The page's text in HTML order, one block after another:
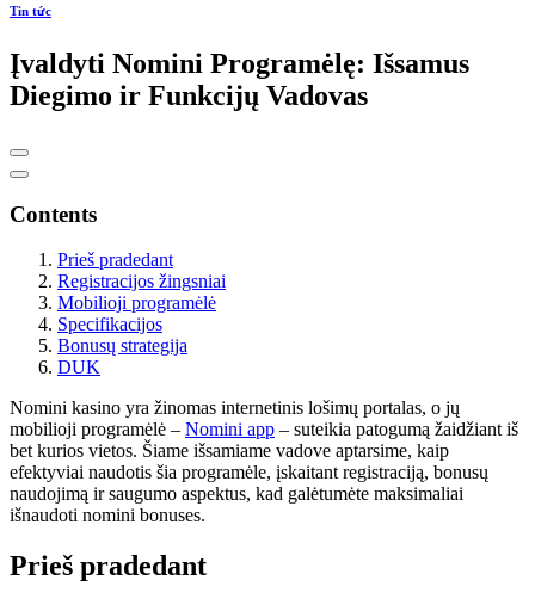
Tin tức
Įvaldyti Nomini Programėlę: Išsamus
Diegimo ir Funkcijų Vadovas
Contents
Prieš pradedant
Registracijos žingsniai
Mobilioji programėlė
Specifikacijos
Bonusų strategija
DUK
Nomini kasino yra žinomas internetinis lošimų portalas, o jų
mobilioji programėlė – Nomini app – suteikia patogumą žaidžiant iš
bet kurios vietos. Šiame išsamiame vadove aptarsime, kaip
efektyviai naudotis šia programėle, įskaitant registraciją, bonusų
naudojimą ir saugumo aspektus, kad galėtumėte maksimaliai
išnaudoti nomini bonuses.
Prieš pradedant